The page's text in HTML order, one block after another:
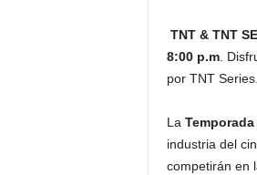
TNT & TNT
8:00 p.m.
por TNT Series.
La
industria del
competirán en